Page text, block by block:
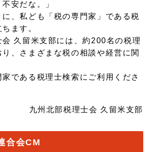
安だな。」
に、私ども「税の専門家」である税
ます。
会 久留米支部には、約200名の税理
、さまざまな税の相談や経営に関
である税理士検索にご利用くださ
九州北部税理士会 久留米支部
合会CM